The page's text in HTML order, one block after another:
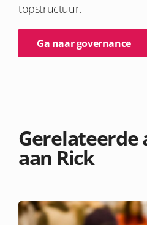
topstructuur.
Ga naar governance
aan Rick